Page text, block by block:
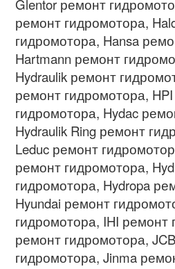
Glentor ремонт
ремонт гидромотора,
гидромотора, Hansa
Hartmann ремонт
Hydraulik ремонт
ремонт гидромотора,
гидромотора, Hydac
Hydraulik Ring ремонт
Leduc ремонт
ремонт гидромотора,
гидромотора, Hydropa
Hyundai ремонт
гидромотора, IHI ремонт
ремонт гидромотора,
гидромотора, Jinma